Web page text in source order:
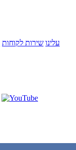
עלינו שירות לקוחות